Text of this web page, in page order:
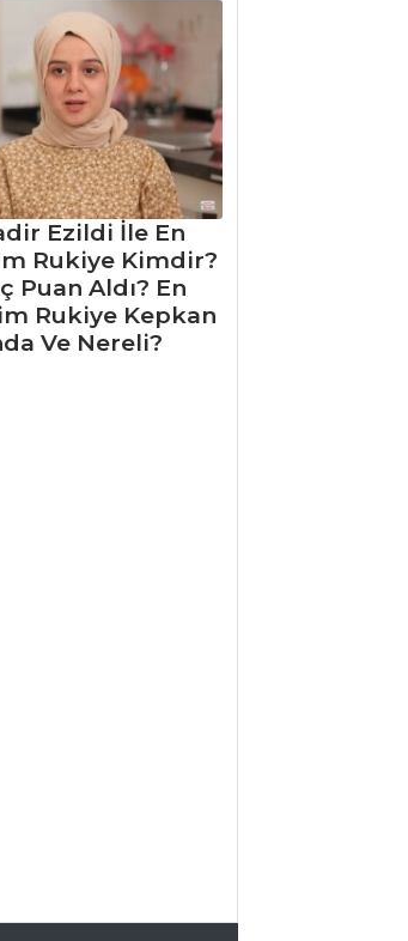
Ezildi İle En
Rukiye Kimdir?
Puan Aldı? En
Rukiye Kepkan
Ve Nereli?